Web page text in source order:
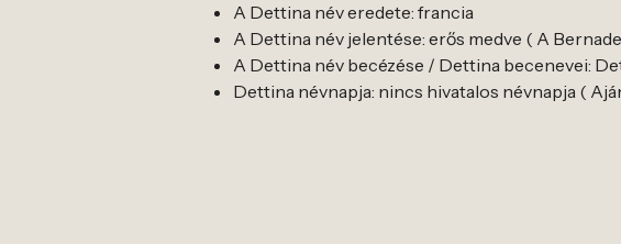
A Dettina név eredete: francia
A Dettina név jelentése: erős medve ( A
A Dettina név becézése / Dettina becenevei:
Dettina névnapja: nincs hivatalos névnapja (